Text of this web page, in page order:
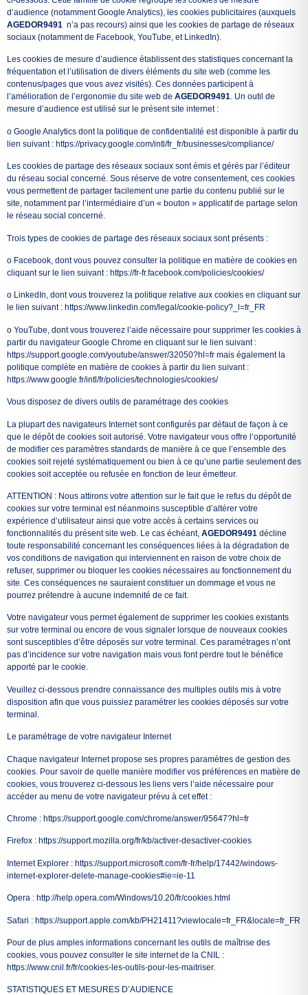
d’audience (notamment Google Analytics), les cookies publicitaires (auxquels
AGEDOR9491 n’a pas recours) ainsi que les cookies de partage de réseaux
sociaux (notamment de Facebook, YouTube, et LinkedIn).
Les cookies de mesure d’audience établissent des statistiques concernant la
fréquentation et l’utilisation de divers éléments du site web (comme les
contenus/pages que vous avez visités). Ces données participent à
l’amélioration de l’ergonomie du site web de AGEDOR9491. Un outil de
mesure d’audience est utilisé sur le présent site internet :
o Google Analytics dont la politique de confidentialité est disponible à partir du
lien suivant : https://privacy.google.com/intl/fr_fr/businesses/compliance/
Les cookies de partage des réseaux sociaux sont émis et gérés par l’éditeur
du réseau social concerné. Sous réserve de votre consentement, ces cookies
vous permettent de partager facilement une partie du contenu publié sur le
site, notamment par l’intermédiaire d’un « bouton » applicatif de partage selon
le réseau social concerné.
Trois types de cookies de partage des réseaux sociaux sont présents :
o Facebook, dont vous pouvez consulter la politique en matière de cookies en
cliquant sur le lien suivant : https://fr-fr.facebook.com/policies/cookies/
o LinkedIn, dont vous trouverez la politique relative aux cookies en cliquant sur
le lien suivant : https://www.linkedin.com/legal/cookie-policy?_l=fr_FR
o YouTube, dont vous trouverez l’aide nécessaire pour supprimer les cookies à
partir du navigateur Google Chrome en cliquant sur le lien suivant :
https://support.google.com/youtube/answer/32050?hl=fr mais également la
politique complète en matière de cookies à partir du lien suivant :
https://www.google.fr/intl/fr/policies/technologies/cookies/
Vous disposez de divers outils de paramétrage des cookies
La plupart des navigateurs Internet sont configurés par défaut de façon à ce
que le dépôt de cookies soit autorisé. Votre navigateur vous offre l’opportunité
de modifier ces paramètres standards de manière à ce que l’ensemble des
cookies soit rejeté systématiquement ou bien à ce qu’une partie seulement des
cookies soit acceptée ou refusée en fonction de leur émetteur.
ATTENTION : Nous attirons votre attention sur le fait que le refus du dépôt de
cookies sur votre terminal est néanmoins susceptible d’altérer votre
expérience d’utilisateur ainsi que votre accès à certains services ou
fonctionnalités du présent site web. Le cas échéant, AGEDOR9491 décline
toute responsabilité concernant les conséquences liées à la dégradation de
vos conditions de navigation qui interviennent en raison de votre choix de
refuser, supprimer ou bloquer les cookies nécessaires au fonctionnement du
site. Ces conséquences ne sauraient constituer un dommage et vous ne
pourrez prétendre à aucune indemnité de ce fait.
Votre navigateur vous permet également de supprimer les cookies existants
sur votre terminal ou encore de vous signaler lorsque de nouveaux cookies
sont susceptibles d’être déposés sur votre terminal. Ces paramétrages n’ont
pas d’incidence sur votre navigation mais vous font perdre tout le bénéfice
apporté par le cookie.
Veuillez ci-dessous prendre connaissance des multiples outils mis à votre
disposition afin que vous puissiez paramétrer les cookies déposés sur votre
terminal.
Le paramétrage de votre navigateur Internet
Chaque navigateur Internet propose ses propres paramètres de gestion des
cookies. Pour savoir de quelle manière modifier vos préférences en matière de
cookies, vous trouverez ci-dessous les liens vers l’aide nécessaire pour
accéder au menu de votre navigateur prévu à cet effet :
Chrome : https://support.google.com/chrome/answer/95647?hl=fr
Firefox : https://support.mozilla.org/fr/kb/activer-desactiver-cookies
Internet Explorer : https://support.microsoft.com/fr-fr/help/17442/windows-
internet-explorer-delete-manage-cookies#ie=ie-11
Opera : http://help.opera.com/Windows/10.20/fr/cookies.html
Safari : https://support.apple.com/kb/PH21411?viewlocale=fr_FR&locale=fr_FR
Pour de plus amples informations concernant les outils de maîtrise des
cookies, vous pouvez consulter le site internet de la CNIL :
https://www.cnil.fr/fr/cookies-les-outils-pour-les-maitriser.
STATISTIQUES ET MESURES D’AUDIENCE